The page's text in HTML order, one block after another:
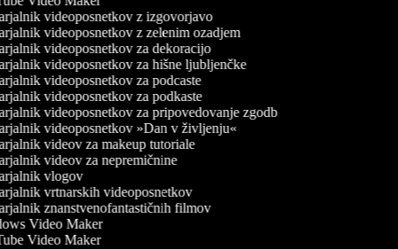
videoposnetkov z izgovorjavo
videoposnetkov z zelenim ozadjem
videoposnetkov za dekoracijo
videoposnetkov za hišne ljubljenčke
videoposnetkov za podcaste
videoposnetkov za podkaste
videoposnetkov za pripovedovanje zgodb
videoposnetkov »Dan v življenju«
videov za makeup tutoriale
videov za nepremičnine
vlogov
vrtnarskih videoposnetkov
znanstvenofantastičnih filmov
Video Maker
Video Maker